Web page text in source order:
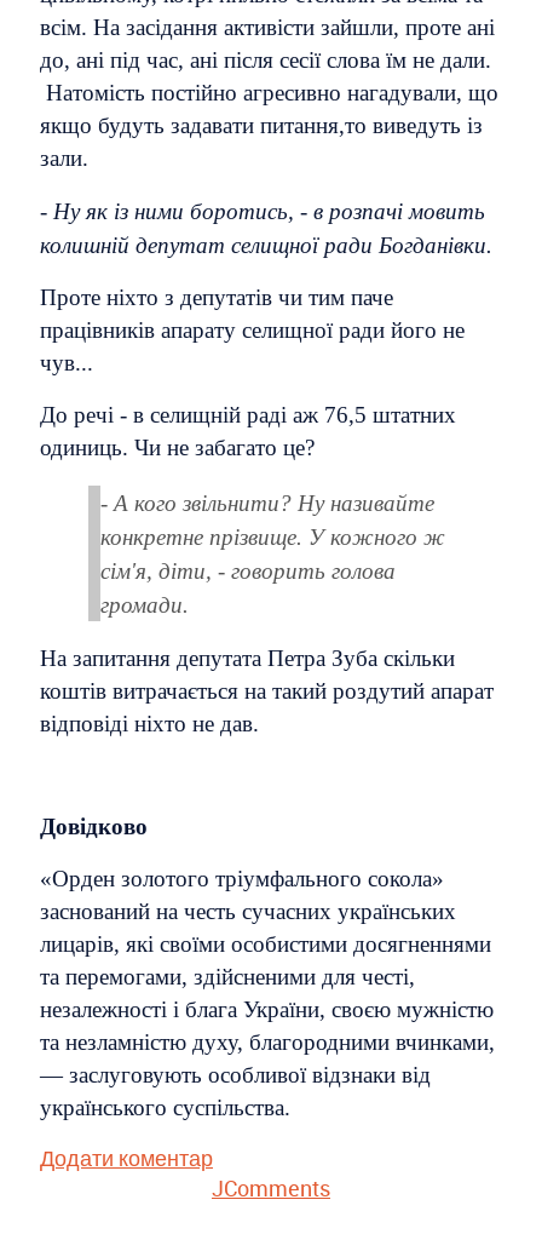
всім. На засідання активісти зайшли, проте ані
до, ані під час, ані після сесії слова їм не дали.
Натомість постійно агресивно нагадували, що
якщо будуть задавати питання,то виведуть із
зали.
- Ну як із ними боротись, - в розпачі мовить
колишній депутат селищної ради Богданівки.
Проте ніхто з депутатів чи тим паче
працівників апарату селищної ради його не
чув...
До речі - в селищній раді аж 76,5 штатних
одиниць. Чи не забагато це?
- А кого звільнити? Ну називайте
конкретне прізвище. У кожного ж
сім'я, діти, - говорить голова
громади.
На запитання депутата Петра Зуба скільки
коштів витрачається на такий роздутий апарат
відповіді ніхто не дав.
Довідково
«Орден золотого тріумфального сокола»
заснований на честь сучасних українських
лицарів, які своїми особистими досягненнями
та перемогами, здійсненими для честі,
незалежності і блага України, своєю мужністю
та незламністю духу, благородними вчинками,
— заслуговують особливої відзнаки від
українського суспільства.
Додати коментар
JComments